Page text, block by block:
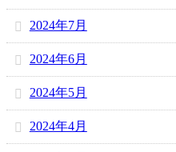
2024年7月
2024年6月
2024年5月
2024年4月